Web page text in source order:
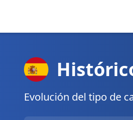
Evolución del tipo de